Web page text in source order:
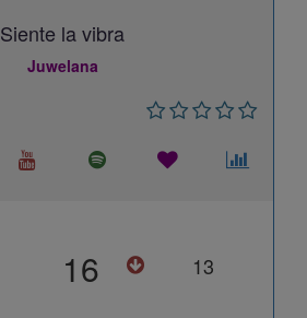
Siente la vibra
Juwelana
16 13